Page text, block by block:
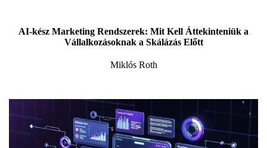
AI-kész Marketing Rendszerek: Mit Kell Áttekinteniük a
Vállalkozásoknak a Skálázás Előtt
Miklós Roth